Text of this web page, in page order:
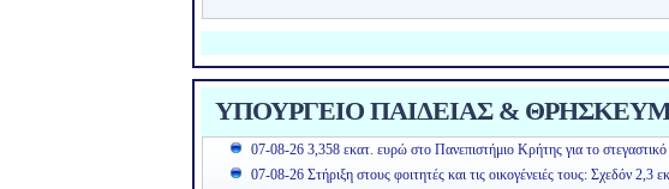
ΥΠΟΥΡΓΕΙΟ ΠΑΙΔΕΙΑΣ &
07-08-26 3,358 εκατ. ευρώ στο Πανεπιστήμιο Κρήτης για το στεγαστικό
07-08-26 Στήριξη στους φοιτητές και τις οικογένειές τους: Σχεδόν 2,3